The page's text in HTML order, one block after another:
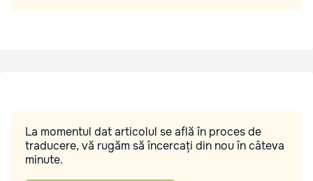
La momentul dat articolul se află în proces de
traducere, vă rugăm să încercați din nou în câteva
minute.